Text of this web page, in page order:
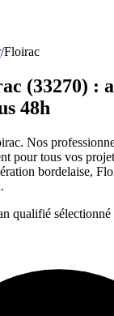
/Floirac
(33270) :
48h
Nos
pour tous vos
bordelaise,
qualifié